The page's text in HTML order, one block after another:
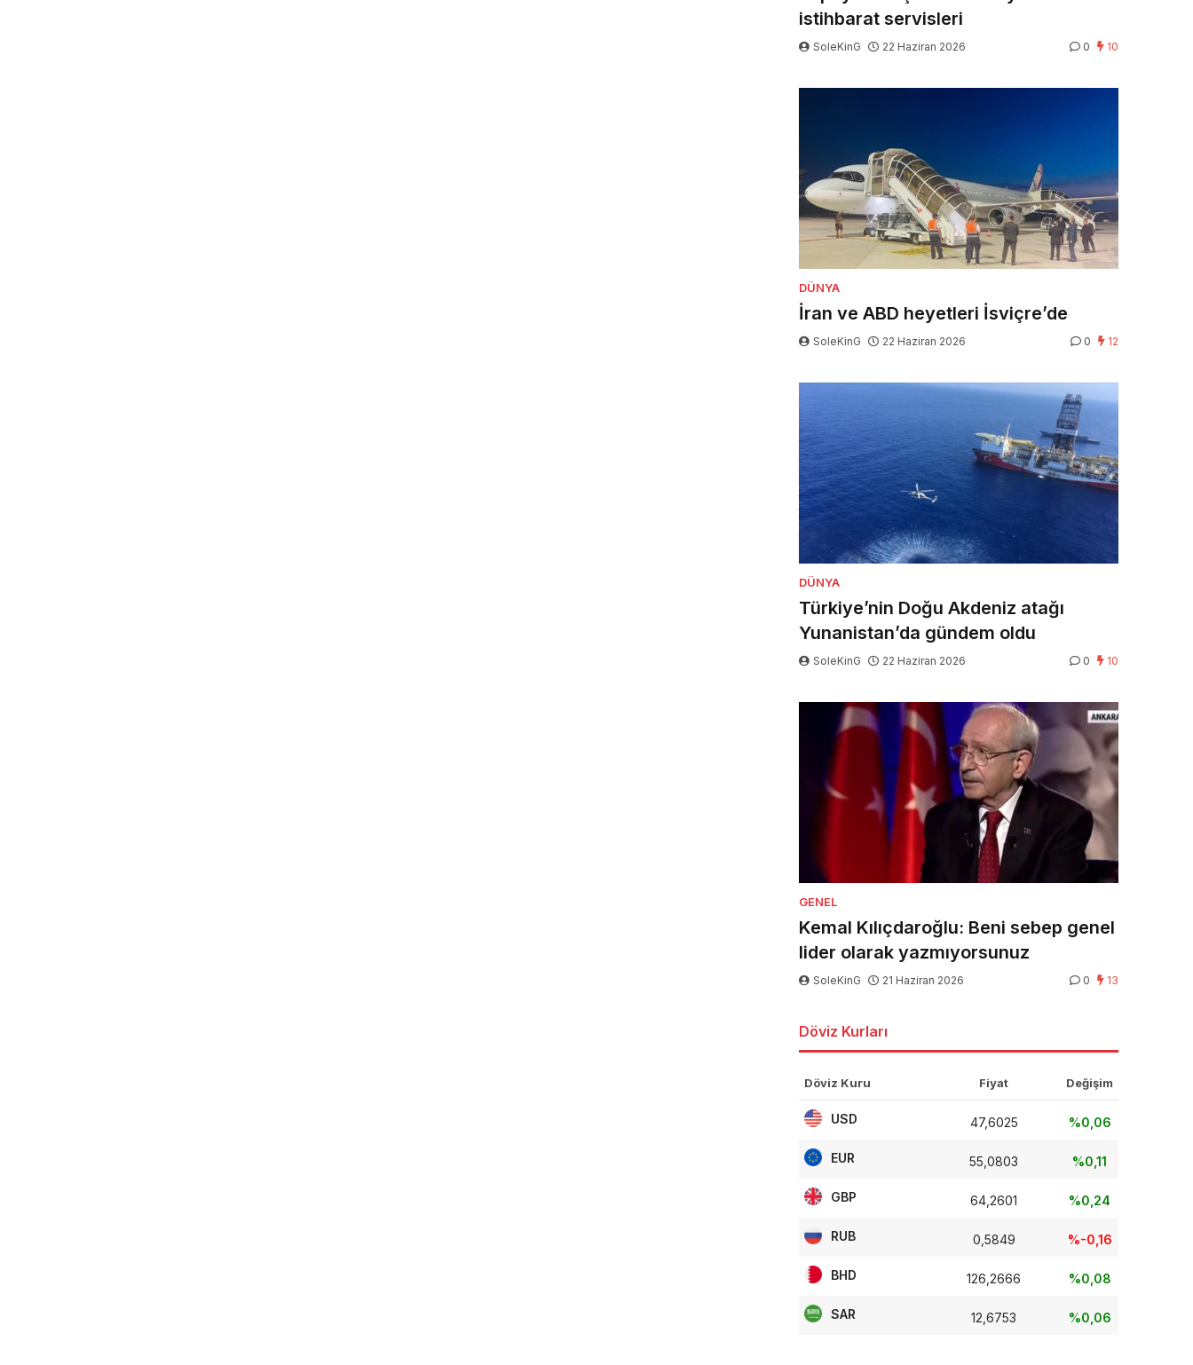
istihbarat servisleri
SoleKinG 22 Haziran 2026 0 10
DÜNYA
İran ve ABD heyetleri İsviçre’de
SoleKinG 22 Haziran 2026 0 12
DÜNYA
Türkiye’nin Doğu Akdeniz atağı
Yunanistan’da gündem oldu
SoleKinG 22 Haziran 2026 0 10
GENEL
Kemal Kılıçdaroğlu: Beni sebep genel
lider olarak yazmıyorsunuz
SoleKinG 21 Haziran 2026 0 13
Döviz Kurları
Döviz Kuru Fiyat Değişim
USD 47,6025 %0,06
EUR 55,0803 %0,11
GBP 64,2601 %0,24
RUB 0,5849 %-0,16
BHD 126,2666 %0,08
SAR 12,6753 %0,06